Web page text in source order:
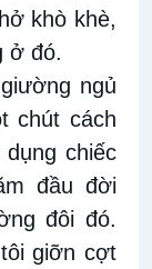
khò khè,
ở đó.
ngủ
chút cách
chiếc
đầu đời
đôi đó.
giỡn cợt